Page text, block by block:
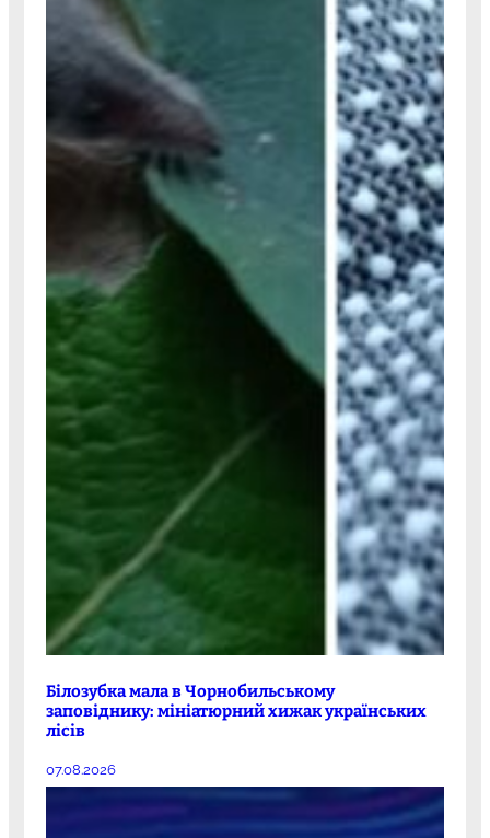
Білозубка мала в Чорнобильському
заповіднику: мініатюрний хижак українських
лісів
07.08.2026